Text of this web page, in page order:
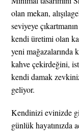
olan mekan,
seviyeye
kendi üretimi olan
yeni mağazalarında
kahve çekirdeğini,
kendi damak
geliyor.
Kendinizi evinizde
günlük hayatınızda